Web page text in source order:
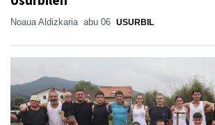
Noaua Aldizkaria abu 06 USURBIL